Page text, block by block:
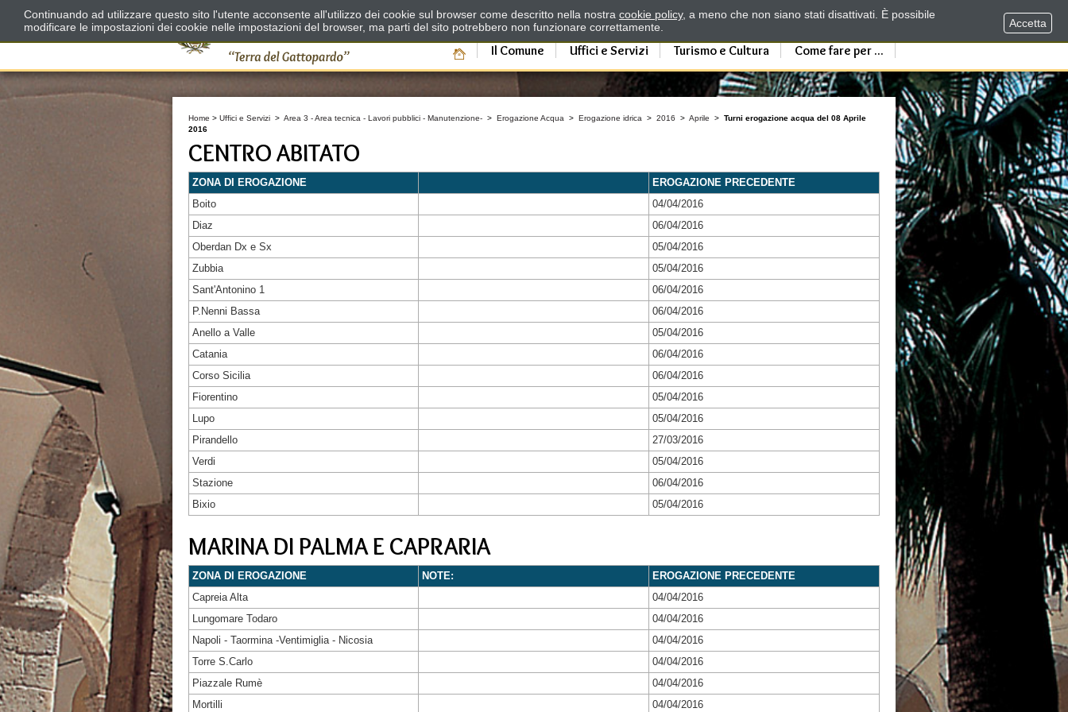
Il Comune Uffici e Servizi Turismo e Cultura Come fare per ...
Home > Uffici e Servizi > Area 3 - Area tecnica - Lavori pubblici - Manutenzione- > Erogazione Acqua > Erogazione idrica > 2016 > Aprile > Turni erogazione acqua del 08 Aprile
2016
CENTRO ABITATO
ZONA DI EROGAZIONE
EROGAZIONE PRECEDENTE
Boito
04/04/2016
Diaz
06/04/2016
Oberdan Dx e Sx
05/04/2016
Zubbia
05/04/2016
Sant'Antonino 1
06/04/2016
P.Nenni Bassa
06/04/2016
Anello a Valle
05/04/2016
Catania
06/04/2016
Corso Sicilia
06/04/2016
Fiorentino
05/04/2016
Lupo
05/04/2016
Pirandello
27/03/2016
Verdi
05/04/2016
Stazione
06/04/2016
Bixio
05/04/2016
MARINA DI PALMA E CAPRARIA
ZONA DI EROGAZIONE NOTE:
EROGAZIONE PRECEDENTE
Capreia Alta
04/04/2016
Lungomare Todaro
04/04/2016
Napoli - Taormina -Ventimiglia - Nicosia
04/04/2016
Torre S.Carlo
04/04/2016
Piazzale Rumè
04/04/2016
Mortilli
04/04/2016
Continuando ad utilizzare questo sito l'utente acconsente all'utilizzo dei cookie sul browser come descritto nella nostra cookie policy, a meno che non siano stati disattivati. È possibile
modificare le impostazioni dei cookie nelle impostazioni del browser, ma parti del sito potrebbero non funzionare correttamente.
Accetta